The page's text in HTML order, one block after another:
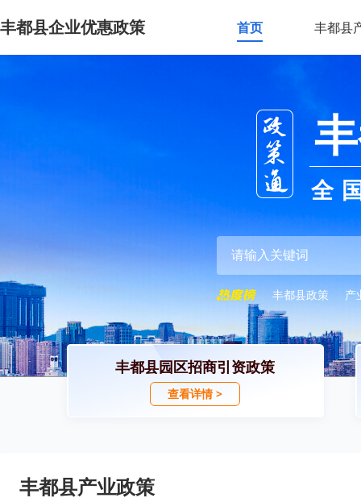
丰都县企业优惠政策 首页 丰都县
全
丰都县政策 产
丰都县园区招商引资政策
查看详情 >
丰都县产业政策